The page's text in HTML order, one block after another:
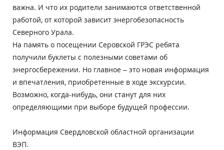
важна. И что их родители занимаются ответственной
работой, от которой зависит энергобезопасность
Северного Урала.
На память о посещении Серовской ГРЭС ребята
получили буклеты с полезными советами об
энергосбережении. Но главное – это новая информация
и впечатления, приобретенные в ходе экскурсии.
Возможно, когда-нибудь, они станут для них
определяющими при выборе будущей профессии.
Информация Свердловской областной организации
ВЭП.